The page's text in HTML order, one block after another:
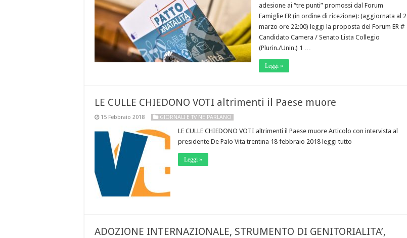
adesione ai “tre punti” promossi dal Forum
Famiglie ER (in ordine di ricezione): (aggiornata al 2
marzo ore 22:00) leggi la proposta del Forum ER #
Candidato Camera / Senato Lista Collegio
(Plurin./Unin.) 1 …
Leggi »
LE CULLE CHIEDONO VOTI altrimenti il Paese muore
15 Febbraio 2018 GIORNALI E TV NE PARLANO
LE CULLE CHIEDONO VOTI altrimenti il Paese muore Articolo con intervista al
presidente De Palo Vita trentina 18 febbraio 2018 leggi tutto
Leggi »
ADOZIONE INTERNAZIONALE, STRUMENTO DI GENITORIALITA’,